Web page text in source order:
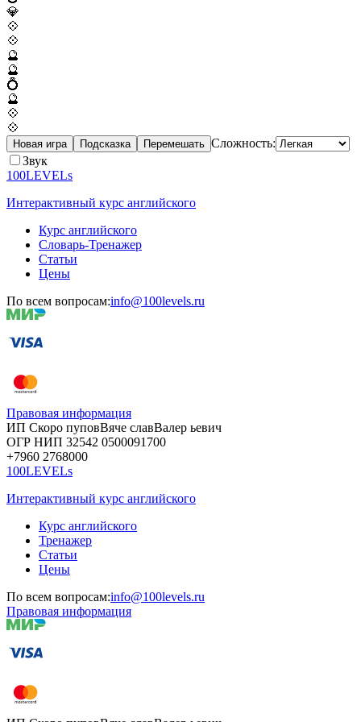
💎
💠
💠
🔮
🔮
💍
🔮
💠
💠
Новая игра Подсказка Перемешать Сложность:
Звук
100LEVELs
Интерактивный курс английского
Курс английского
Словарь-Тренажер
Статьи
Цены
По всем вопросам:info@100levels.ru
Правовая информация
ИП Скоро пуповВяче славВалер ьевич
ОГР НИП 32542 0500091700
+7960 2768000
100LEVELs
Интерактивный курс английского
Курс английского
Тренажер
Статьи
Цены
По всем вопросам:info@100levels.ru
Правовая информация